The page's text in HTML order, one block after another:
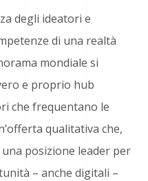
degli ideatori e
di una realtà
mondiale si
e proprio hub
che frequentano le
qualitativa che,
posizione leader per
– anche digitali –